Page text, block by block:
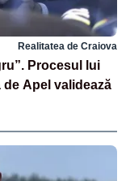
Realitatea de Craiova
Procesul lui
de Apel validează